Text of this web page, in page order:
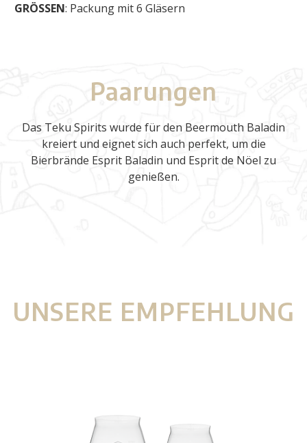
GRÖSSEN: Packung mit 6 Gläsern
Paarungen
Das Teku Spirits wurde für den Beermouth Baladin
kreiert und eignet sich auch perfekt, um die
Bierbrände Esprit Baladin und Esprit de Nöel zu
genießen.
UNSERE EMPFEHLUNG